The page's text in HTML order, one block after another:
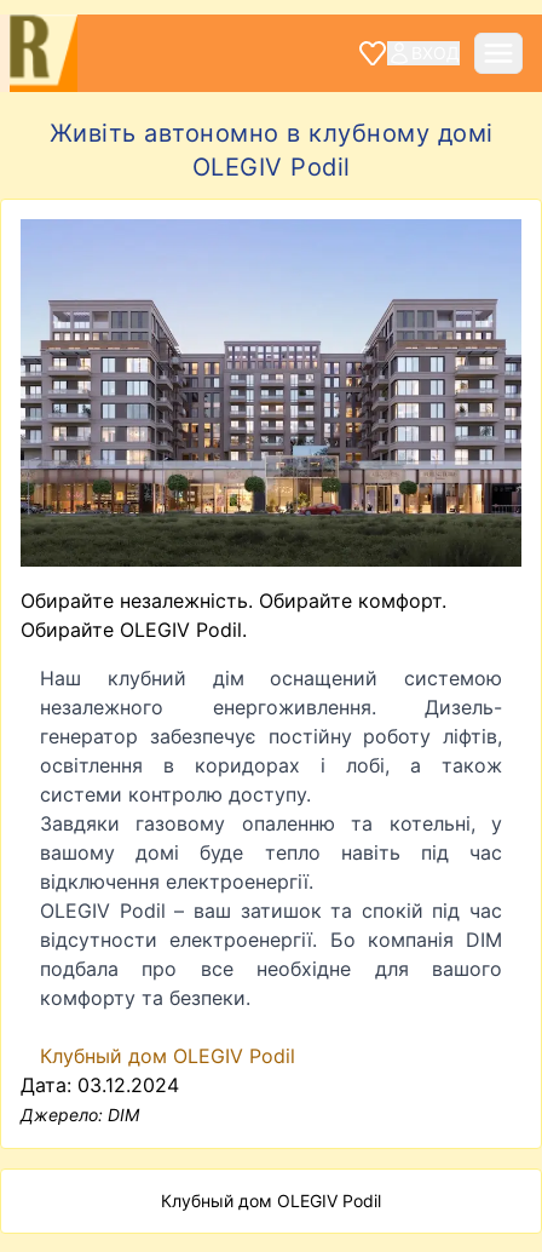
Живіть автономно в клубному домі
OLEGIV Podil
Обирайте незалежність. Обирайте комфорт.
Обирайте OLEGIV Podil.
Наш клубний дім оснащений системою
незалежного енергоживлення. Дизель-
генератор забезпечує постійну роботу ліфтів,
освітлення в коридорах і лобі, а також
системи контролю доступу.
Завдяки газовому опаленню та котельні, у
вашому домі буде тепло навіть під час
відключення електроенергії.
OLEGIV Podil – ваш затишок та спокій під час
відсутности електроенергії. Бо компанія DIM
подбала про все необхідне для вашого
комфорту та безпеки.
Клубный дом OLEGIV Podil
Дата: 03.12.2024
Джерело: DIM
Клубный дом OLEGIV Podil